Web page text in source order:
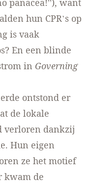
panacea!”), want
hun CPR’s op
is vaak
En een blinde
in Governing
ontstond er
de lokale
verloren dankzij
Hun eigen
ze het motief
kwam de